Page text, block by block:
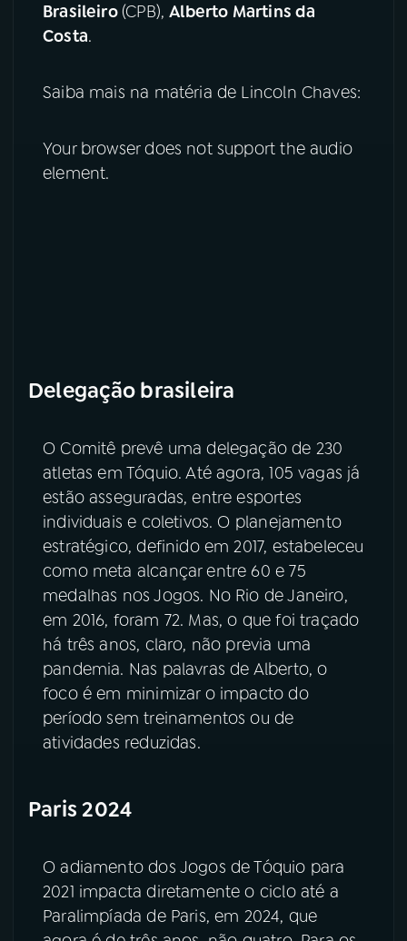
Brasileiro(CPB),Alberto Martins da
Costa.
Saiba mais na matéria de Lincoln Chaves:
Your browser does not support the audio
element.
Delegação brasileira
O Comitê prevê uma delegação de 230
atletas em Tóquio. Até agora, 105 vagas já
estão asseguradas, entre esportes
individuais e coletivos. O planejamento
estratégico, definido em 2017, estabeleceu
como meta alcançar entre 60 e 75
medalhas nos Jogos. No Rio de Janeiro,
em 2016, foram 72. Mas, o que foi traçado
há três anos, claro, não previa uma
pandemia. Nas palavras de Alberto, o
foco é em minimizar o impacto do
período sem treinamentos ou de
atividades reduzidas.
Paris 2024
O adiamento dos Jogos de Tóquio para
2021 impacta diretamente o ciclo até a
Paralimpíada de Paris, em 2024, que